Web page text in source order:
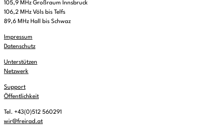
105,9 MHz Großraum Innsbruck
106,2 MHz Völs bis Telfs
89,6 MHz Hall bis Schwaz
Impressum
Datenschutz
Unterstützen
Netzwerk
Support
Öffentlichkeit
Tel. +43(0)512 560291
wir@freirad.at